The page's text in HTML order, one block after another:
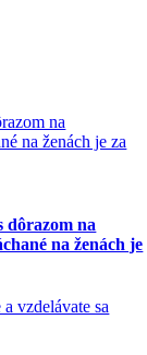
na
na ženách je za
dôrazom na
na ženách je
vzdelávate sa